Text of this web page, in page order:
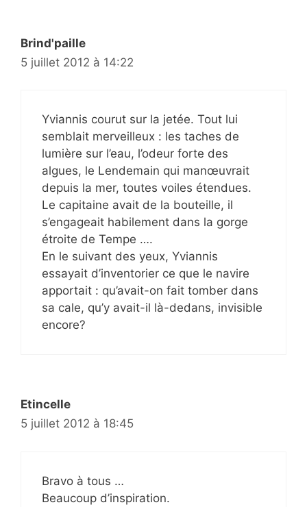
Brind'paille
5 juillet 2012 à 14:22
Yviannis courut sur la jetée. Tout lui
semblait merveilleux : les taches de
lumière sur l’eau, l’odeur forte des
algues, le Lendemain qui manœuvrait
depuis la mer, toutes voiles étendues.
Le capitaine avait de la bouteille, il
s’engageait habilement dans la gorge
étroite de Tempe ….
En le suivant des yeux, Yviannis
essayait d’inventorier ce que le navire
apportait : qu’avait-on fait tomber dans
sa cale, qu’y avait-il là-dedans, invisible
encore?
Etincelle
5 juillet 2012 à 18:45
Bravo à tous …
Beaucoup d’inspiration.